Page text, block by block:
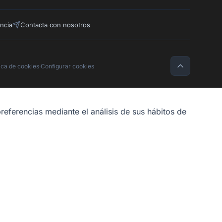
Contacta con nosotros
de cookies·Configurar cookies
mediante el análisis de sus hábitos de